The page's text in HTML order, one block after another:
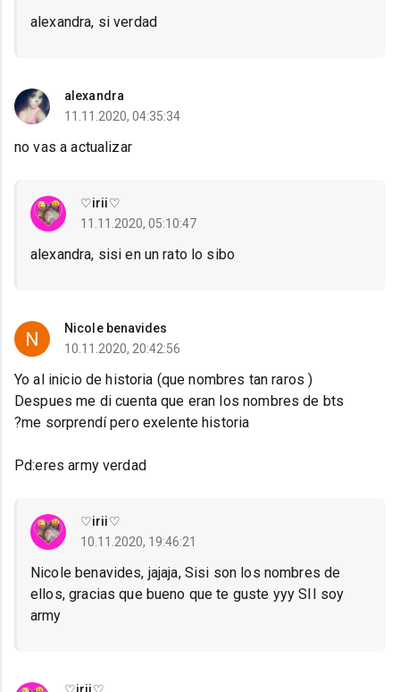
alexandra, si verdad
alexandra
11.11.2020, 04:35:34
no vas a actualizar
♡irii♡
11.11.2020, 05:10:47
alexandra, sisi en un rato lo sibo
Nicole benavides
10.11.2020, 20:42:56
Yo al inicio de historia (que nombres tan raros )
Despues me di cuenta que eran los nombres de bts
?me sorprendí pero exelente historia
Pd:eres army verdad
♡irii♡
10.11.2020, 19:46:21
Nicole benavides, jajaja, Sisi son los nombres de
ellos, gracias que bueno que te guste yyy SII soy
army